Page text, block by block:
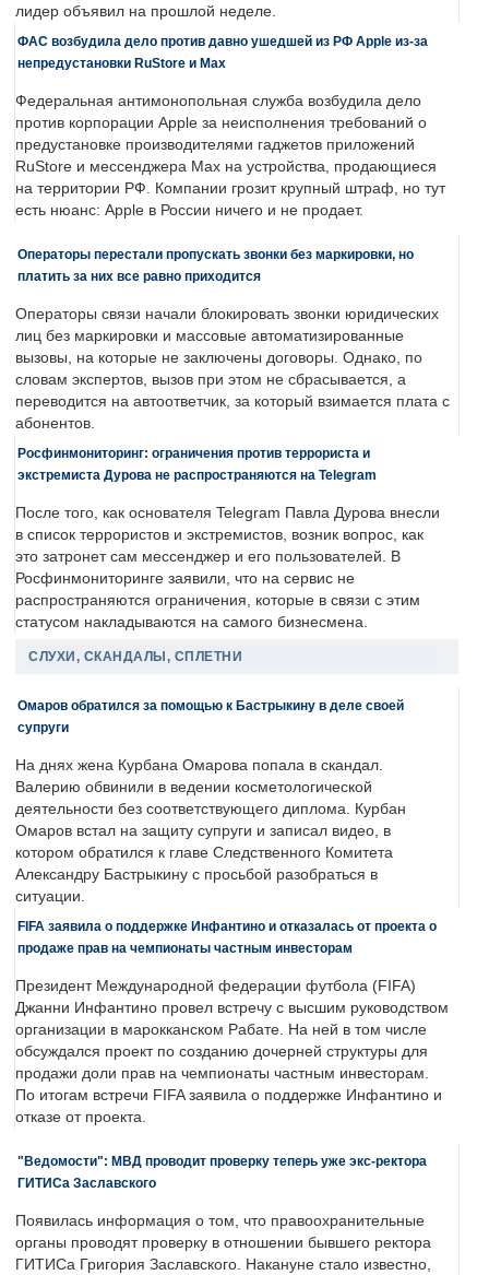
лидер объявил на прошлой неделе.
ФАС возбудила дело против давно ушедшей из РФ Apple из-за
непредустановки RuStore и Max
Федеральная антимонопольная служба возбудила дело
против корпорации Apple за неисполнения требований о
предустановке производителями гаджетов приложений
RuStore и мессенджера Max на устройства, продающиеся
на территории РФ. Компании грозит крупный штраф, но тут
есть нюанс: Apple в России ничего и не продает.
Операторы перестали пропускать звонки без маркировки, но
платить за них все равно приходится
Операторы связи начали блокировать звонки юридических
лиц без маркировки и массовые автоматизированные
вызовы, на которые не заключены договоры. Однако, по
словам экспертов, вызов при этом не сбрасывается, а
переводится на автоответчик, за который взимается плата с
абонентов.
Росфинмониторинг: ограничения против террориста и
экстремиста Дурова не распространяются на Telegram
После того, как основателя Telegram Павла Дурова внесли
в список террористов и экстремистов, возник вопрос, как
это затронет сам мессенджер и его пользователей. В
Росфинмониторинге заявили, что на сервис не
распространяются ограничения, которые в связи с этим
статусом накладываются на самого бизнесмена.
СЛУХИ, СКАНДАЛЫ, СПЛЕТНИ
Омаров обратился за помощью к Бастрыкину в деле своей
супруги
На днях жена Курбана Омарова попала в скандал.
Валерию обвинили в ведении косметологической
деятельности без соответствующего диплома. Курбан
Омаров встал на защиту супруги и записал видео, в
котором обратился к главе Следственного Комитета
Александру Бастрыкину с просьбой разобраться в
ситуации.
FIFA заявила о поддержке Инфантино и отказалась от проекта о
продаже прав на чемпионаты частным инвесторам
Президент Международной федерации футбола (FIFA)
Джанни Инфантино провел встречу с высшим руководством
организации в марокканском Рабате. На ней в том числе
обсуждался проект по созданию дочерней структуры для
продажи доли прав на чемпионаты частным инвесторам.
По итогам встречи FIFA заявила о поддержке Инфантино и
отказе от проекта.
"Ведомости": МВД проводит проверку теперь уже экс-ректора
ГИТИСа Заславского
Появилась информация о том, что правоохранительные
органы проводят проверку в отношении бывшего ректора
ГИТИСа Григория Заславского. Накануне стало известно,